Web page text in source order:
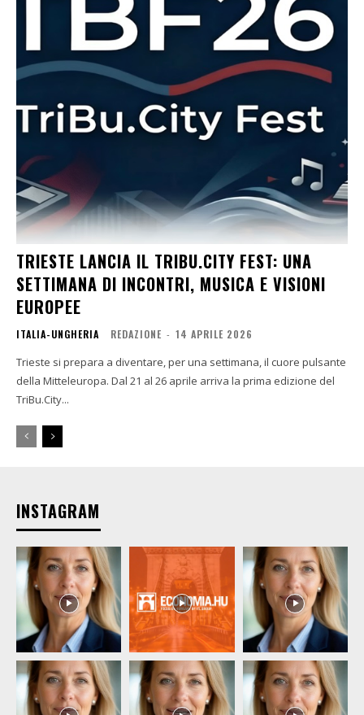
TRIESTE LANCIA IL TRIBU.CITY FEST: UNA
SETTIMANA DI INCONTRI, MUSICA E VISIONI
EUROPEE
ITALIA-UNGHERIA REDAZIONE - 14 APRILE 2026
Trieste si prepara a diventare, per una settimana, il cuore pulsante
della Mitteleuropa. Dal 21 al 26 aprile arriva la prima edizione del
TriBu.City...
INSTAGRAM